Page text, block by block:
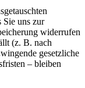
Sie uns zur
widerrufen
(z. B. nach
gesetzliche
– bleiben